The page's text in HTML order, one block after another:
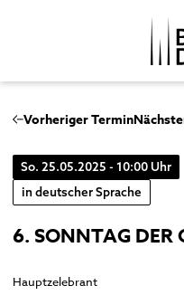
Vorheriger Termin
So. 25.05.2025 - 10:00 Uhr
in deutscher Sprache
6. SONNTAG DER
Hauptzelebrant